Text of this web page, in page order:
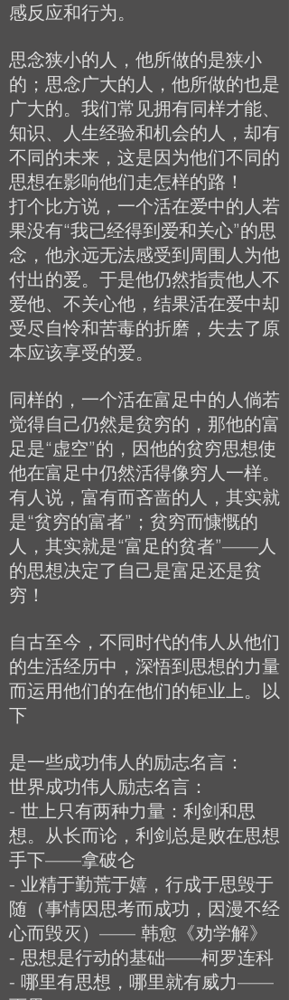
感反应和行为。
思念狭小的人，他所做的是狭小
的；思念广大的人，他所做的也是
广大的。我们常见拥有同样才能、
知识、人生经验和机会的人，却有
不同的未来，这是因为他们不同的
思想在影响他们走怎样的路！
打个比方说，一个活在爱中的人若
果没有“我已经得到爱和关心”的思
念，他永远无法感受到周围人为他
付出的爱。于是他仍然指责他人不
爱他、不关心他，结果活在爱中却
受尽自怜和苦毒的折磨，失去了原
本应该享受的爱。
同样的，一个活在富足中的人倘若
觉得自己仍然是贫穷的，那他的富
足是“虚空”的，因他的贫穷思想使
他在富足中仍然活得像穷人一样。
有人说，富有而吝啬的人，其实就
是“贫穷的富者”；贫穷而慷慨的
人，其实就是“富足的贫者”——人
的思想决定了自己是富足还是贫
穷！
自古至今，不同时代的伟人从他们
的生活经历中，深悟到思想的力量
而运用他们的在他们的钜业上。以
下
是一些成功伟人的励志名言：
世界成功伟人励志名言：
- 世上只有两种力量：利剑和思
想。从长而论，利剑总是败在思想
手下——拿破仑
- 业精于勤荒于嬉，行成于思毁于
随（事情因思考而成功，因漫不经
心而毁灭）—— 韩愈《劝学解》
- 思想是行动的基础——柯罗连科
- 哪里有思想，哪里就有威力——